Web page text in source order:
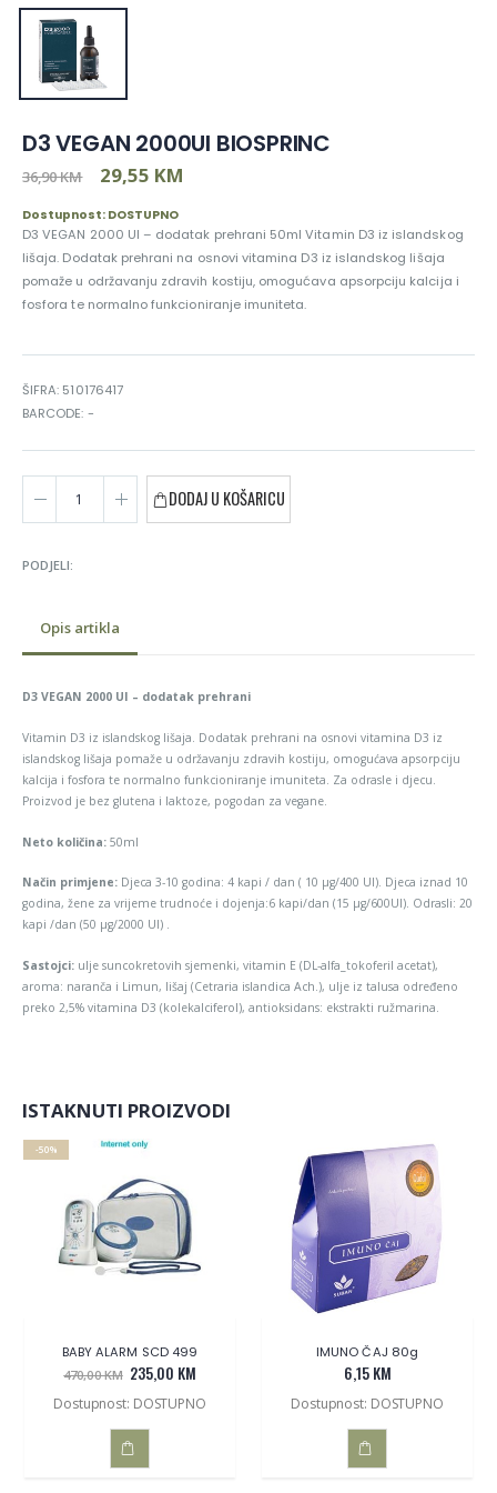
D3 VEGAN 2000UI BIOSPRINC
36,90 KM 29,55 KM
Dostupnost: DOSTUPNO
D3 VEGAN 2000 UI – dodatak prehrani 50ml Vitamin D3 iz islandskog
lišaja. Dodatak prehrani na osnovi vitamina D3 iz islandskog lišaja
pomaže u održavanju zdravih kostiju, omogućava apsorpciju kalcija i
fosfora te normalno funkcioniranje imuniteta.
ŠIFRA: 510176417
BARCODE: -
DODAJ U KOŠARICU
PODJELI:
Opis artikla
D3 VEGAN 2000 UI – dodatak prehrani
Vitamin D3 iz islandskog lišaja. Dodatak prehrani na osnovi vitamina D3 iz
islandskog lišaja pomaže u održavanju zdravih kostiju, omogućava apsorpciju
kalcija i fosfora te normalno funkcioniranje imuniteta. Za odrasle i djecu.
Proizvod je bez glutena i laktoze, pogodan za vegane.
Neto količina: 50ml
Način primjene: Djeca 3-10 godina: 4 kapi / dan ( 10 µg/400 UI). Djeca iznad 10
godina, žene za vrijeme trudnoće i dojenja:6 kapi/dan (15 µg/600UI). Odrasli: 20
kapi /dan (50 µg/2000 UI) .
Sastojci: ulje suncokretovih sjemenki, vitamin E (DL-alfa_tokoferil acetat),
aroma: naranča i Limun, lišaj (Cetraria islandica Ach.), ulje iz talusa određeno
preko 2,5% vitamina D3 (kolekalciferol), antioksidans: ekstrakti ružmarina.
ISTAKNUTI PROIZVODI
BABY ALARM SCD 499
470,00 KM 235,00 KM
-50%
Dostupnost: DOSTUPNO
IMUNO ČAJ 80g
6,15 KM
Dostupnost: DOSTUPNO